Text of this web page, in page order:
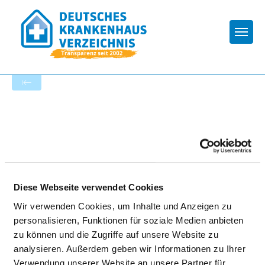
Diese Webseite verwendet Cookies
Wir verwenden Cookies, um Inhalte und Anzeigen zu
personalisieren, Funktionen für soziale Medien anbieten
zu können und die Zugriffe auf unsere Website zu
analysieren. Außerdem geben wir Informationen zu Ihrer
Verwendung unserer Website an unsere Partner für
WESTPFALZ-KLINIKUM GMBH -
STANDORT II KUSEL
KLINIK FÜR NEUROLOGISCHE UND